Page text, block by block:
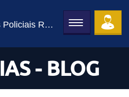
Policiais Rodoviários Federais
Toggle
navigation
- BLOG